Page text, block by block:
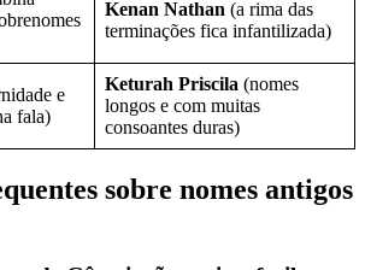
Kenan Nathan (a rima das
terminações fica infantilizada)
e
fala)
Keturah Priscila (nomes
longos e com muitas
consoantes duras)
sobre nomes antigos